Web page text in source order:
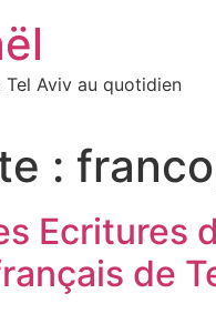
Aviv au quotidien
:
Ecritures
de